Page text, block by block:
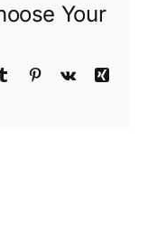
hinter
2022
Your
Tumblr Pinterest
Vk
Xing